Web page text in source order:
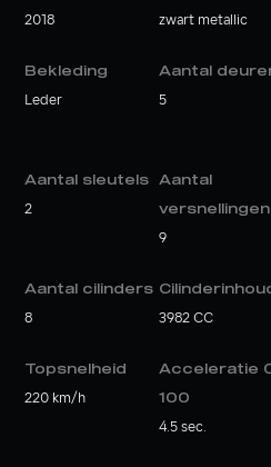
2018 zwart metallic
Bekleding
Leder
Aantal
5
Aantal sleutels
2
Aantal
versnellingen
9
Aantal cilinders
8 3982 CC
Topsnelheid
220 km/h
Acceleratie
100
4.5 sec.